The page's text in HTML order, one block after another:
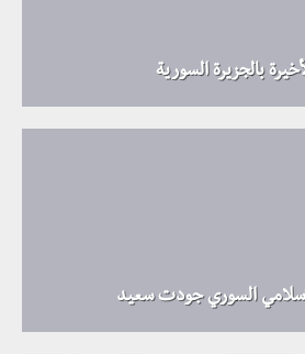
بالجزيرة السورية
السوري جودت سعيد